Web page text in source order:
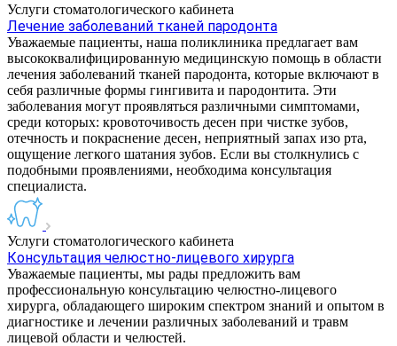
Услуги стоматологического кабинета
Лечение заболеваний тканей пародонта
Уважаемые пациенты, наша поликлиника предлагает вам
высококвалифицированную медицинскую помощь в области
лечения заболеваний тканей пародонта, которые включают в
себя различные формы гингивита и пародонтита. Эти
заболевания могут проявляться различными симптомами,
среди которых: кровоточивость десен при чистке зубов,
отечность и покраснение десен, неприятный запах изо рта,
ощущение легкого шатания зубов. Если вы столкнулись с
подобными проявлениями, необходима консультация
специалиста.
Услуги стоматологического кабинета
Консультация челюстно-лицевого хирурга
Уважаемые пациенты, мы рады предложить вам
профессиональную консультацию челюстно-лицевого
хирурга, обладающего широким спектром знаний и опытом в
диагностике и лечении различных заболеваний и травм
лицевой области и челюстей.